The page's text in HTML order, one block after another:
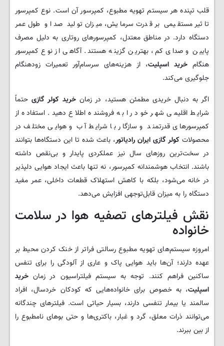
قلب تپنده هر سیستم تهویه مطبوع، کمپرسور آن است. نوع کمپرسور
تاثیر مستقیمی بر قدرت سرمایش، میزان تولید صدا و طول عمر
دستگاه دارد. در مناطق معتدل، کمپرسورهای روتاری به دلیل مصرف
پایین و صدای کم، بهترین گزینه هستند. آگاهی از نوع کمپرسور
هنگامخرید اسپلیت، از هزینه‌های سرسام‌آور تعمیرات زودهنگام
جلوگیری می‌کند.
اگر به دنبال خریدی مطمئن هستید، در زمان خرید کولر گازیحتماً
شرایط اقلیمی شهر خود را به فروشنده اطلاع دهید. استفاده از
کمپرسورهای قدرتمند و سازگار با شرایط آب و هوایی مختلف در
محصولات کولر گازی ایران رادیاتور، باعث شده تا این دستگاه‌ها بتوانند
در سخت‌ترین روزهای سال نیز عملکردی پایدار و بی‌نقص داشته
باشند. انتخاب هوشمندانه کمپرسور، نه تنها باعث ایجاد هوایی دلپذیر
در خانه می‌شود، بلکه با کاهش استهلاک قطعات داخلی، عمر مفید
دستگاه را به میزان قابل‌توجهی افزایش می‌دهد.
نقش فیلترهای تصفیه هوا در سلامت
خانواده
امروزه سیستم‌های تهویه مطبوع رسالتی فراتر از خنک کردن محیط بر
عهده دارند؛ آن‌ها باید هوایی پاک و عاری از آلودگی را برای تنفس
ساکنین فراهم کنند. توجه به سیستم فیلتراسیون در زمان خرید
اسپلیت، به خصوص برای خانواده‌هایی که کودکان خردسال، افراد
سالمند یا بیمار تنفسی دارند، بسیار حیاتی است. فیلترهای چندگانه
می‌توانند ذرات معلق، گرد و غبار، باکتری‌ها و حتی بوهای نامطبوع را
از بین ببرند.